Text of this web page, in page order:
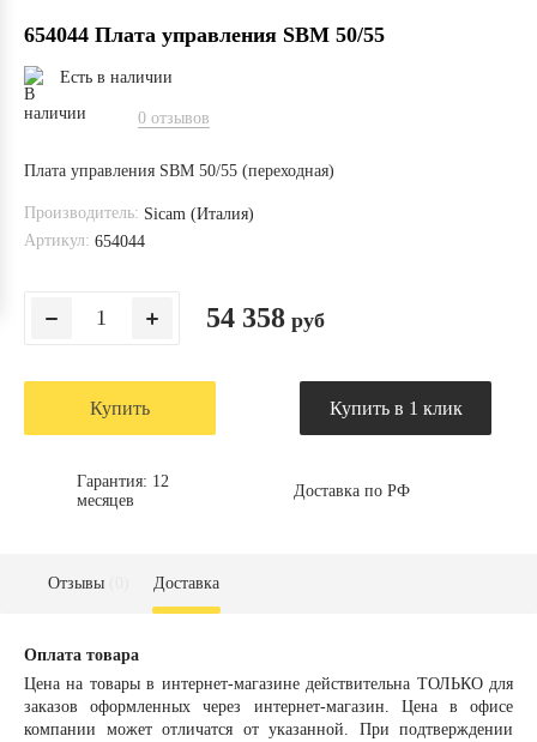
654044 Плата управления SBM 50/55
Есть в наличии
0 отзывов
Плата управления SBM 50/55 (переходная)
Производитель: Sicam (Италия)
Артикул: 654044
54 358 руб
Купить Купить в 1 клик
Гарантия: 12
месяцев
Доставка по РФ
Отзывы Доставка
Оплата товара
Цена на товары в интернет-магазине действительна ТОЛЬКО для
заказов оформленных через интернет-магазин. Цена в офисе
компании может отличатся от указанной. При подтверждении